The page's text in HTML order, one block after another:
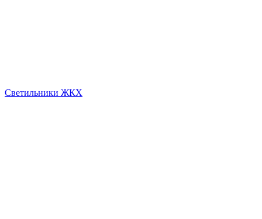
Светильники ЖКХ